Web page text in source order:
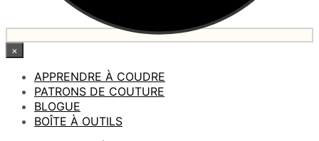
×
APPRENDRE À COUDRE
PATRONS DE COUTURE
BLOGUE
BOÎTE À OUTILS